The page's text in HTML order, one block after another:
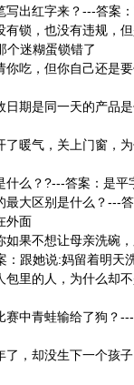
出红字来？---答案：
有锁，也没有违规，
个迷糊蛋锁错了
你吃，但你自己还是
日期是同一天的产品
了暖气，关上门窗，
什么？?---答案：是平
最大区别是什么？---
外面
如果不想让母亲洗碗
跟她说:妈留着明天
包里的人，为什么却
赛中青蛙输给了狗？
了，却没生下一个孩